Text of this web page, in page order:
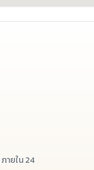
ภายใน 24